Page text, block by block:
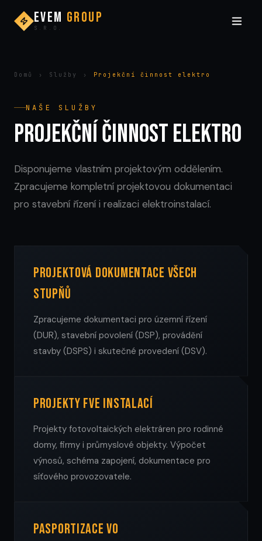
EVEM GROUP
S.R.O.
Domů › Služby › Projekční činnost elektro
NAŠE SLUŽBY
Projekční činnost elektro
Disponujeme vlastním projektovým oddělením.
Zpracujeme kompletní projektovou dokumentaci
pro stavební řízení i realizaci elektroinstalací.
Projektová dokumentace všech
stupňů
Zpracujeme dokumentaci pro územní řízení
(DUR), stavební povolení (DSP), provádění
stavby (DSPS) i skutečné provedení (DSV).
Projekty FVE instalací
Projekty fotovoltaických elektráren pro rodinné
domy, firmy i průmyslové objekty. Výpočet
výnosů, schéma zapojení, dokumentace pro
síťového provozovatele.
Pasportizace VO